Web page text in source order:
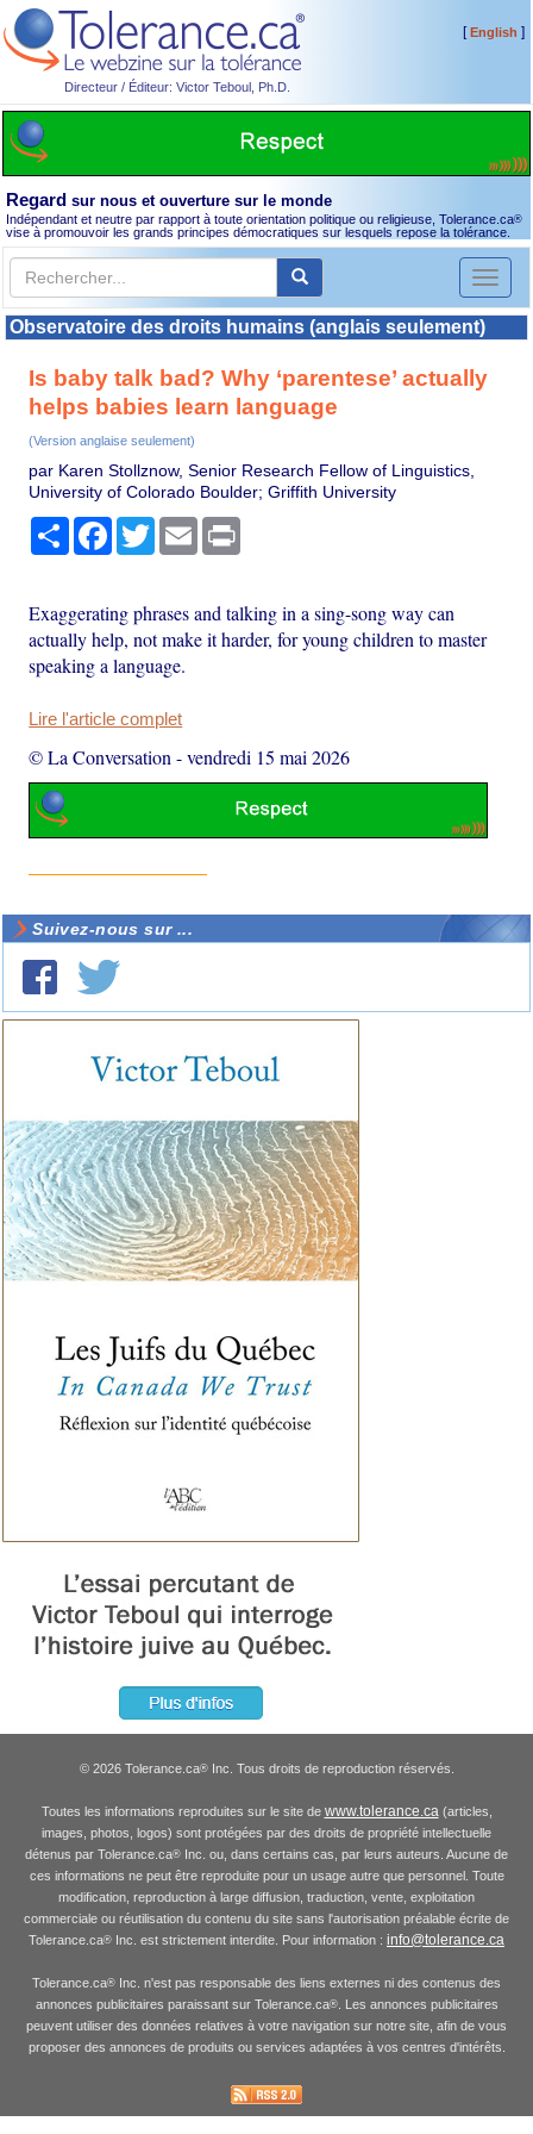
Directeur / Éditeur: Victor Teboul, Ph.D.
[English ]
Regard sur nous et ouverture sur le monde
Indépendant et neutre par rapport à toute orientation politique ou religieuse, Tolerance.ca®
vise à promouvoir les grands principes démocratiques sur lesquels repose la tolérance.
Toggle
Observatoire des droits humains (anglais seulement)
Is baby talk bad? Why ‘parentese’ actually
helps babies learn language
(Version anglaise seulement)
par Karen Stollznow, Senior Research Fellow of Linguistics,
University of Colorado Boulder; Griffith University
PartagerFacebook
TwitterEmail
Exaggerating phrases and talking in a sing-song way can
actually help, not make it harder, for young children to master
speaking a language.
Lire l'article complet
© La Conversation -vendredi 15 mai 2026
Suivez-nous sur ...
© 2026 Tolerance.ca®Inc. Tous droits de reproduction réservés.
Toutes les informations reproduites sur le site de www.tolerance.ca(articles,
images, photos, logos) sont protégées par des droits de propriété intellectuelle
détenus par Tolerance.ca® Inc. ou, dans certains cas, par leurs auteurs. Aucune de
ces informations ne peut être reproduite pour un usage autre que personnel. Toute
modification, reproduction à large diffusion, traduction, vente, exploitation
commerciale ou réutilisation du contenu du site sans l'autorisation préalable écrite de
Tolerance.ca® Inc. est strictement interdite. Pour information : info@tolerance.ca
Tolerance.ca® Inc. n'est pas responsable des liens externes ni des contenus des
annonces publicitaires paraissant sur Tolerance.ca®. Les annonces publicitaires
peuvent utiliser des données relatives à votre navigation sur notre site, afin de vous
proposer des annonces de produits ou services adaptées à vos centres d'intérêts.